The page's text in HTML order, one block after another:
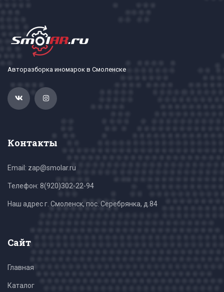
Авторазборка иномарок в Смоленске
Контакты
Email: zap@smolar.ru
Телефон: 8(920)302-22-94
Наш адрес г. Смоленск, пос. Серебрянка, д.84
Сайт
Главная
Каталог